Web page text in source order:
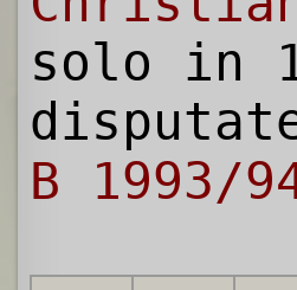
solo in
B 1993/